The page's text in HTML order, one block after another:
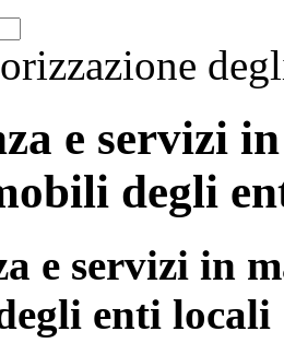
e servizi
degli
e servizi in
enti locali